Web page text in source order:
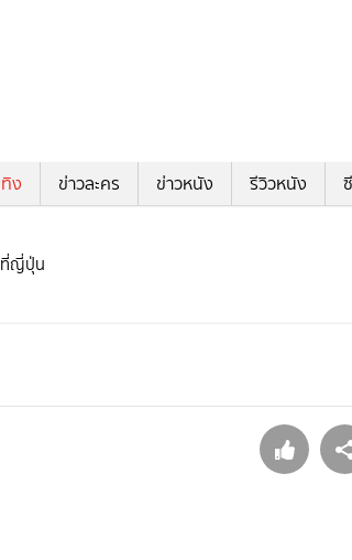
ง ข่าวละคร ข่าวหนัง รีวิวหนัง
ที่ญี่ปุ่น